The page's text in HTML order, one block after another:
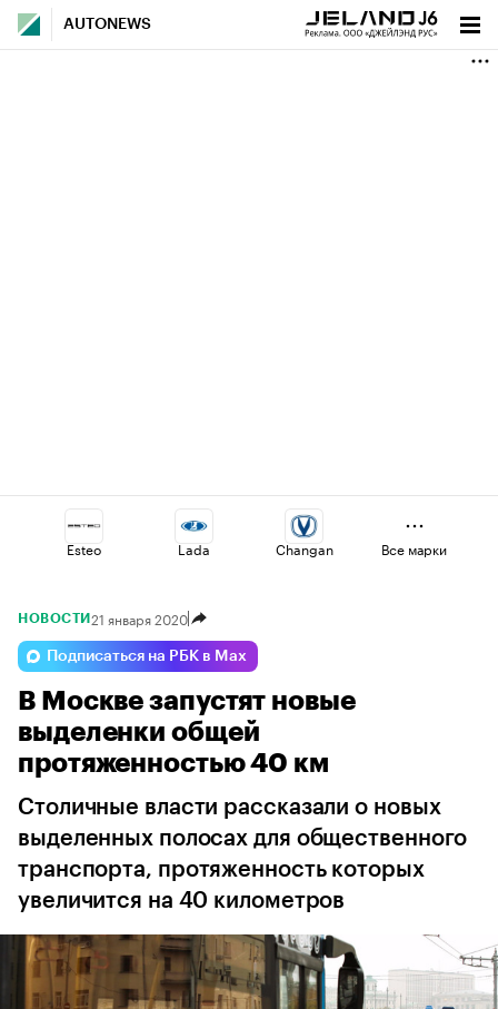
AUTONEWS
Esteo Lada Changan
Omoda Haval
Geely Jaecoo Voyah
Все марки
НОВОСТИ 21 января 2020
Подписаться на РБК в Max
В Москве запустят новые
выделенки общей
протяженностью 40 км
Столичные власти рассказали о новых
выделенных полосах для общественного
транспорта, протяженность которых
увеличится на 40 километров